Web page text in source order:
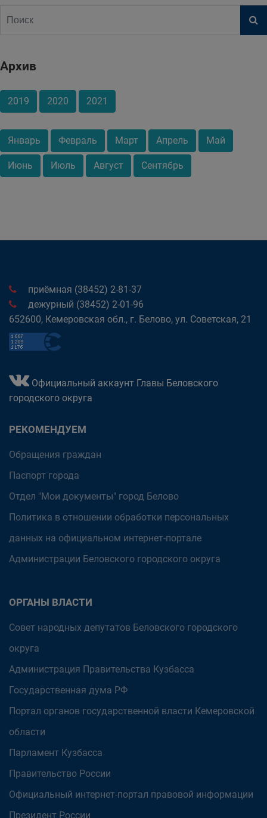
Архив
2019 2020 2021
Январь Февраль Март Апрель Май
Июнь Июль Август Сентябрь
приёмная (38452) 2-81-37
дежурный (38452) 2-01-96
652600, Кемеровская обл., г. Белово, ул. Советская, 21
Официальный аккаунт Главы Беловского
городского округа
РЕКОМЕНДУЕМ
Обращения граждан
Паспорт города
Отдел "Мои документы" город Белово
Политика в отношении обработки персональных
данных на официальном интернет-портале
Администрации Беловского городского округа
ОРГАНЫ ВЛАСТИ
Совет народных депутатов Беловского городского
округа
Администрация Правительства Кузбасса
Государственная дума РФ
Портал органов государственной власти Кемеровской
области
Парламент Кузбасса
Правительство России
Официальный интернет-портал правовой информации
Президент России